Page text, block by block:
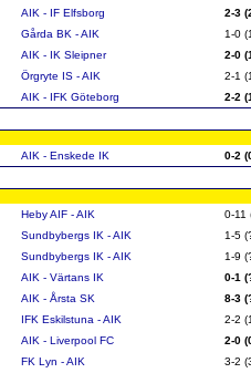
AIK - IF Elfsborg 2-3
Gårda BK - AIK 1-0
AIK - IK Sleipner 2-0
Örgryte IS - AIK 2-1
AIK - IFK Göteborg 2-2
AIK - Enskede IK 0-2
Heby AIF - AIK
0-11
Sundbybergs IK - AIK
1-5
Sundbybergs IK - AIK
1-9
AIK - Värtans IK
0-1
AIK - Årsta SK
8-3
IFK Eskilstuna - AIK 2-2
AIK - Liverpool FC 2-0
FK Lyn - AIK 3-2